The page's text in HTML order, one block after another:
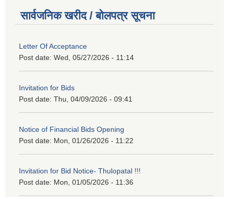
सार्वजनिक खरीद / बोलपत्र सूचना
Letter Of Acceptance
Post date: Wed, 05/27/2026 - 11:14
Invitation for Bids
Post date: Thu, 04/09/2026 - 09:41
Notice of Financial Bids Opening
Post date: Mon, 01/26/2026 - 11:22
Invitation for Bid Notice- Thulopatal !!!
Post date: Mon, 01/05/2026 - 11:36